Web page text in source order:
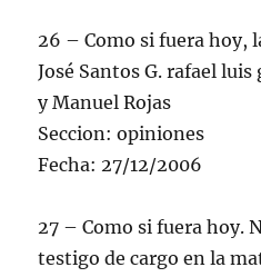
26 – Como si fuera hoy,
José Santos G. rafael
y Manuel Rojas
Seccion: opiniones
Fecha: 27/12/2006
27 – Como si fuera hoy.
testigo de cargo en la